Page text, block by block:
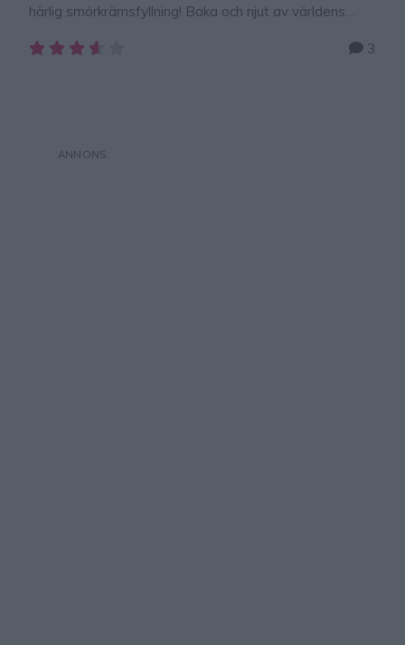
härlig smörkrämsfyllning! Baka och njut av världens
saffranskärleksmums – klicka här för recept! Saftiga
3